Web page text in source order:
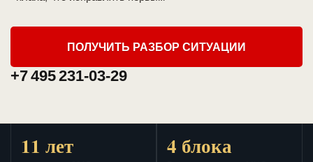
ПОЛУЧИТЬ РАЗБОР СИТУАЦИИ
+7 495 231-03-29
11 лет 4 блока